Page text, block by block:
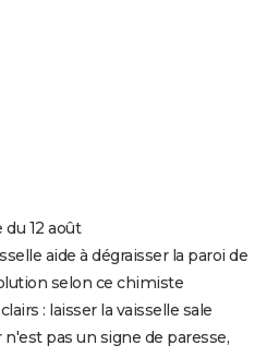
12 août
aide à dégraisser la paroi de
selon ce chimiste
: laisser la vaisselle sale
pas un signe de paresse,